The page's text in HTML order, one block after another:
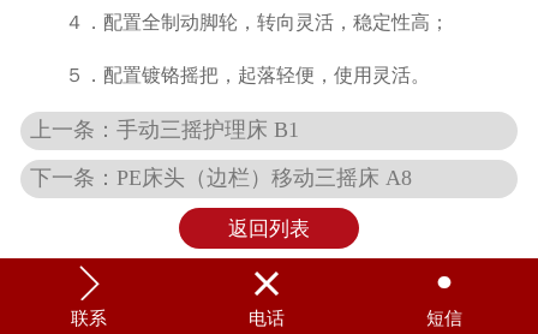
４．配置全制动脚轮，转向灵活，稳定性高；
５．配置镀铬摇把，起落轻便，使用灵活。
上一条：手动三摇护理床 B1
下一条：PE床头（边栏）移动三摇床 A8
返回列表

联系

电话

短信